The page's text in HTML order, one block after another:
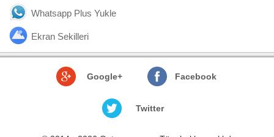
Whatsapp Plus Yukle
Ekran Sekilleri
Google+ Facebook
Twitter